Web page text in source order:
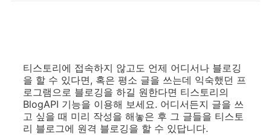
티스토리에 접속하지 않고도 언제 어디서나 블로깅
을 할 수 있다면, 혹은 평소 글을 쓰는데 익숙했던 프
로그램으로 블로깅을 하길 원한다면 티스토리의
BlogAPI 기능을 이용해 보세요. 어디서든지 글을 쓰
고 싶을 때 미리 작성을 해놓은 후 그 글들을 티스토
리 블로그에 원격 블로깅을 할 수 있답니다.